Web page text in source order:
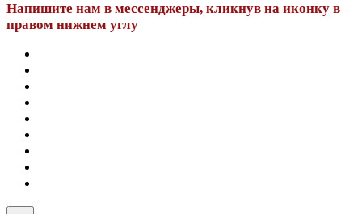
Напишите нам в мессенджеры, кликнув на иконку в
правом нижнем углу